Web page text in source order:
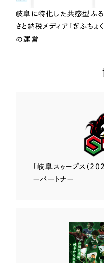
岐阜に特化した共感型ふる
さと納税メディア「ぎふちょく
の運営
「岐阜スゥープス （
ーパートナー